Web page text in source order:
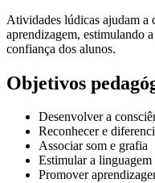
Atividades lúdicas ajudam a
aprendizagem, estimulando
confiança dos alunos.
Objetivos
Desenvolver a
Reconhecer e
Associar som e grafia
Estimular a linguagem
Promover